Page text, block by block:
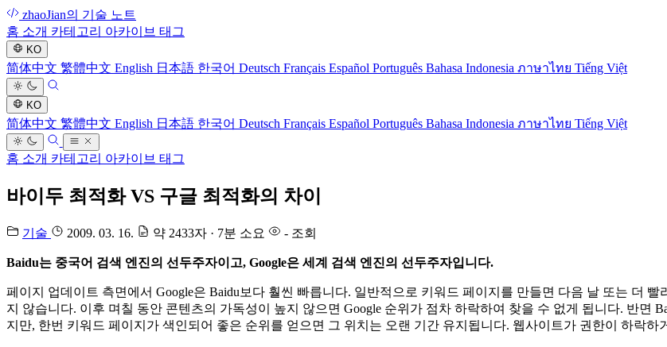
zhaoJian의 기술 노트
홈 소개 카테고리 아카이브 태그
KO
简体中文 繁體中文 English 日本語 한국어 Deutsch Français Español Português Bahasa Indonesia ภาษาไทย Tiếng Việt
KO
简体中文 繁體中文 English 日本語 한국어 Deutsch Français Español Português Bahasa Indonesia ภาษาไทย Tiếng Việt
홈 소개 카테고리 아카이브 태그
바이두 최적화 VS 구글 최적화의 차이
기술 2009. 03. 16. 약 2433자 · 7분 소요 - 조회
Baidu는 중국어 검색 엔진의 선두주자이고, Google은 세계 검색 엔진의 선두주자입니다.
페이지 업데이트 측면에서 Google은 Baidu보다 훨씬 빠릅니다. 일반적으로 키워드 페이지를 만들면 다음 날 또는 더
지 않습니다. 이후 며칠 동안 콘텐츠의 가독성이 높지 않으면 Google 순위가 점차 하락하여 찾을 수 없게 됩니다. 반면
지만, 한번 키워드 페이지가 색인되어 좋은 순위를 얻으면 그 위치는 오랜 기간 유지됩니다. 웹사이트가 권한이 하락하